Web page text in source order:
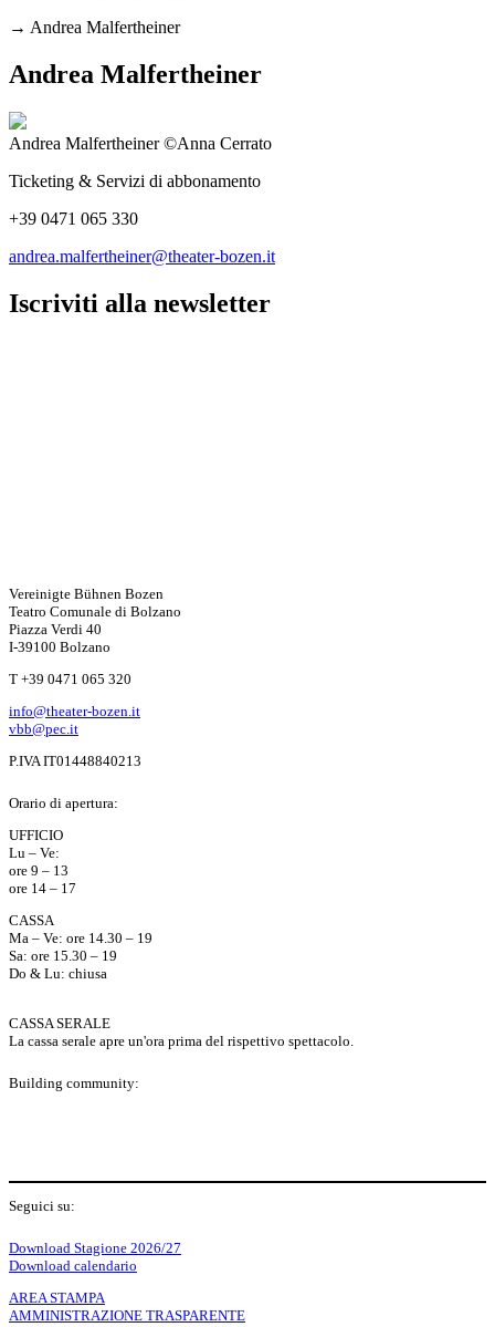
→ Andrea Malfertheiner
Andrea Malfertheiner
Andrea Malfertheiner ©Anna Cerrato
Ticketing & Servizi di abbonamento
+39 0471 065 330
andrea.malfertheiner@theater-bozen.it
Iscriviti alla newsletter
Vereinigte Bühnen Bozen
Teatro Comunale di Bolzano
Piazza Verdi 40
I-39100 Bolzano
T +39 0471 065 320
info@theater-bozen.it
vbb@pec.it
P.IVA IT01448840213
Orario di apertura:
UFFICIO
Lu – Ve:
ore 9 – 13
ore 14 – 17
CASSA
Ma – Ve: ore 14.30 – 19
Sa: ore 15.30 – 19
Do & Lu: chiusa
CASSA SERALE
La cassa serale apre un'ora prima del rispettivo spettacolo.
Building community:
P
L
Seguici su:
Y
o
a
Download Stagione 2026/27
Download calendario
AREA STAMPA
AMMINISTRAZIONE TRASPARENTE